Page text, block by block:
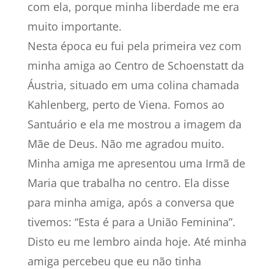
com ela, porque minha liberdade me era
muito importante.
Nesta época eu fui pela primeira vez com
minha amiga ao Centro de Schoenstatt da
Áustria, situado em uma colina chamada
Kahlenberg, perto de Viena. Fomos ao
Santuário e ela me mostrou a imagem da
Mãe de Deus. Não me agradou muito.
Minha amiga me apresentou uma Irmã de
Maria que trabalha no centro. Ela disse
para minha amiga, após a conversa que
tivemos: “Esta é para a União Feminina”.
Disto eu me lembro ainda hoje. Até minha
amiga percebeu que eu não tinha